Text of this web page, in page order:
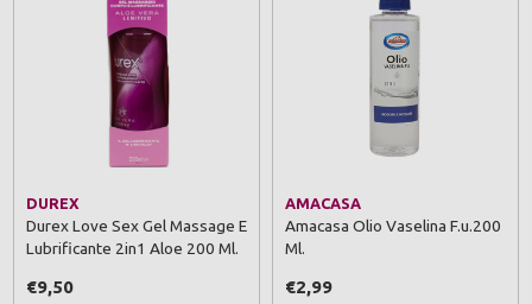
DUREX
Durex Love Sex Gel Massage E
Lubrificante 2in1 Aloe 200 Ml.
€9,50
AMACASA
Amacasa Olio Vaselina F.u.200
Ml.
€2,99